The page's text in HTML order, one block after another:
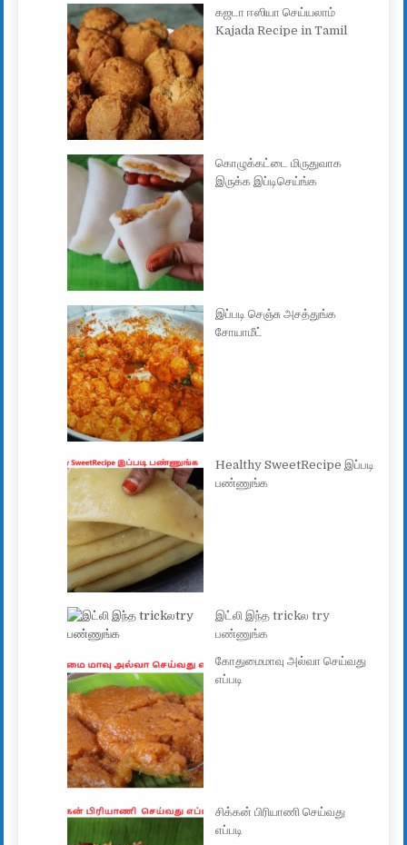
கஜடா ஈஸியா செய்யலாம்
Kajada Recipe in Tamil
கொழுக்கட்டை மிருதுவாக
இருக்க இப்டிசெய்ங்க
இப்படி செஞ்சு அசத்துங்க
சோயாமீட்
Healthy SweetRecipe இப்படி
பண்ணுங்க
இட்லி இந்த trickல try
பண்ணுங்க
கோதுமைமாவு அல்வா செய்வது
எப்படி
சிக்கன் பிரியாணி செய்வது
எப்படி